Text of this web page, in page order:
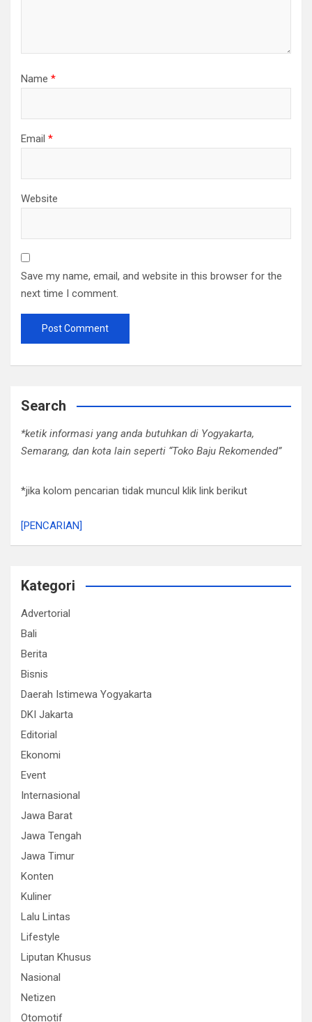
Name *
Email *
Website
Save my name, email, and website in this browser for the
next time I comment.
Search
*ketik informasi yang anda butuhkan di Yogyakarta,
Semarang, dan kota lain seperti “Toko Baju Rekomended”
*jika kolom pencarian tidak muncul klik link berikut
[PENCARIAN]
Kategori
Advertorial
Bali
Berita
Bisnis
Daerah Istimewa Yogyakarta
DKI Jakarta
Editorial
Ekonomi
Event
Internasional
Jawa Barat
Jawa Tengah
Jawa Timur
Konten
Kuliner
Lalu Lintas
Lifestyle
Liputan Khusus
Nasional
Netizen
Otomotif